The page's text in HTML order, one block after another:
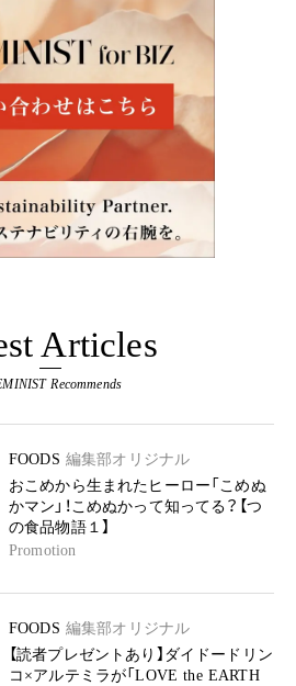
Articles
Recommends
FOODS 編集部オリジナル
おこめから生まれたヒーロー「こめぬ
かマン」！こめぬかって知ってる？【つ
の食品物語１】
Promotion
FOODS 編集部オリジナル
【読者プレゼントあり】ダイドードリン
コ×アルテミラが「LOVE the EARTH